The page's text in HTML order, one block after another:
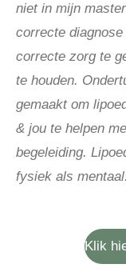
niet in mijn
correcte
correcte zorg te
te houden.
gemaakt om
& jou te helpen
begeleiding.
fysiek als
Klik